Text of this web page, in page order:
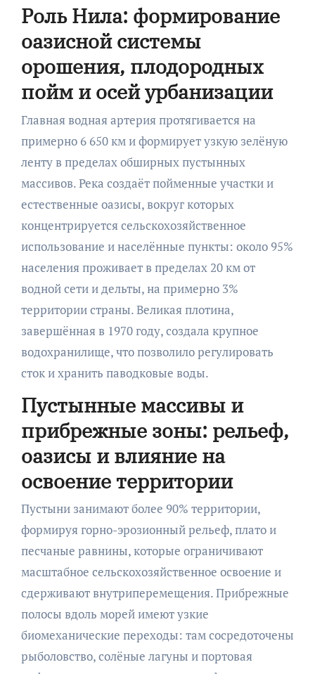
Роль Нила: формирование
оазисной системы
орошения, плодородных
пойм и осей урбанизации
Главная водная артерия протягивается на
примерно 6 650 км и формирует узкую зелёную
ленту в пределах обширных пустынных
массивов. Река создаёт пойменные участки и
естественные оазисы, вокруг которых
концентрируется сельскохозяйственное
использование и населённые пункты: около 95%
населения проживает в пределах 20 км от
водной сети и дельты, на примерно 3%
территории страны. Великая плотина,
завершённая в 1970 году, создала крупное
водохранилище, что позволило регулировать
сток и хранить паводковые воды.
Пустынные массивы и
прибрежные зоны: рельеф,
оазисы и влияние на
освоение территории
Пустыни занимают более 90% территории,
формируя горно-эрозионный рельеф, плато и
песчаные равнины, которые ограничивают
масштабное сельскохозяйственное освоение и
сдерживают внутриперемещения. Прибрежные
полосы вдоль морей имеют узкие
биомеханические переходы: там сосредоточены
рыболовство, солёные лагуны и портовая